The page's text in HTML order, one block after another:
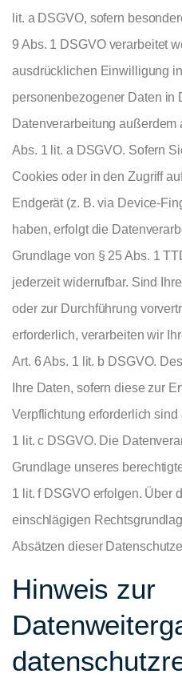
lit. a DSGVO, sofern
9 Abs. 1 DSGVO verarbeitet
ausdrücklichen Einwilligung
personenbezogener Daten in
Datenverarbeitung außerdem
Abs. 1 lit. a DSGVO. Sofern
Cookies oder in den Zugriff
Endgerät (z. B. via Device-
haben, erfolgt die
Grundlage von § 25 Abs. 1
jederzeit widerrufbar. Sind
oder zur Durchführung
erforderlich, verarbeiten wir
Art. 6 Abs. 1 lit. b DSGVO.
Ihre Daten, sofern diese zur
Verpflichtung erforderlich sind
1 lit. c DSGVO. Die
Grundlage unseres
1 lit. f DSGVO erfolgen. Über
einschlägigen
Absätzen dieser
Hinweis zur